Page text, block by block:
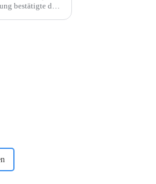
bestätigte das